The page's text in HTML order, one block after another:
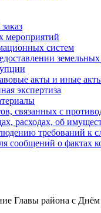
мероприятий
систем
акты и иные
экспертиза
связанных с
расходах, об
требований к
сообщений о фактах
Главы района с Днём